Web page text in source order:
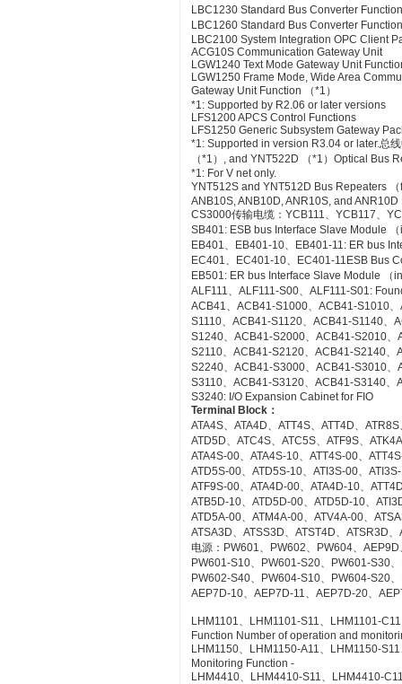
LBC1230 Standard Bus Converter
LBC1260 Standard Bus Converter
LBC2100 System Integration OPC Client
ACG10S Communication Gateway Unit
LGW1240 Text Mode Gateway Unit
LGW1250 Frame Mode, Wide Area
Gateway Unit Function （*1）
*1: Supported by R2.06 or later versions
LFS1200 APCS Control Functions
LFS1250 Generic Subsystem Gateway
*1: Supported in version R3.04 or later.总
（*1）, and YNT522D （*1）Optical Bus
*1: For V net only.
YNT512S and YNT512D Bus Repeaters
ANB10S, ANB10D, ANR10S, and
CS3000传输电缆：YCB111、YCB117、
SB401: ESB bus Interface Slave Module
EB401、EB401-10、EB401-11: ER bus
EC401、EC401-10、EC401-11ESB Bus
EB501: ER bus Interface Slave Module （
ALF111、ALF111-S00、ALF111-S01:
ACB41、ACB41-S1000、ACB41-S1010
S1110、ACB41-S1120、ACB41-S1140
S1240、ACB41-S2000、ACB41-S2010
S2110、ACB41-S2120、ACB41-S2140
S2240、ACB41-S3000、ACB41-S3010
S3110、ACB41-S3120、ACB41-S3140
S3240: I/O Expansion Cabinet for FIO
Terminal Block ：
ATA4S、ATA4D、ATT4S、ATT4D、
ATD5D、ATC4S、ATC5S、ATF9S、
ATA4S-00、ATA4S-10、ATT4S-00、
ATD5S-00、ATD5S-10、ATI3S-00、
ATF9S-00、ATA4D-00、ATA4D-10、
ATB5D-10、ATD5D-00、ATD5D-10、
ATD5A-00、ATM4A-00、ATV4A-00、
ATSA3D、ATSS3D、ATST4D、ATSR3D
电源：PW601、PW602、PW604、
PW601-S10、PW601-S20、PW601-S30
PW602-S40、PW604-S10、PW604-S20
AEP7D-10、AEP7D-11、AEP7D-20、
LHM1101、LHM1101-S11、LHM1101-
Function Number of operation and
LHM1150、LHM1150-A11、LHM1150-
Monitoring Function -
LHM4410、LHM4410-S11、LHM4410-